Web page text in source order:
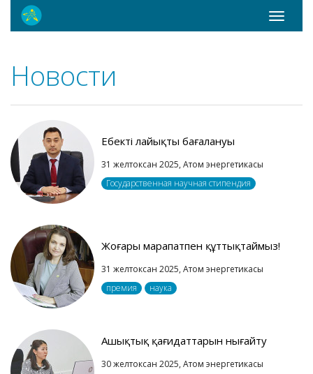
Toggle
Новости
Еңбектің лайықты бағалануы
31 желтоксан 2025, Атом энергетикасы
Государственная научная стипендия
Жоғары марапатпен құттықтаймыз!
31 желтоксан 2025, Атом энергетикасы
премия
наука
Ашықтық қағидаттарын нығайту
30 желтоксан 2025, Атом энергетикасы